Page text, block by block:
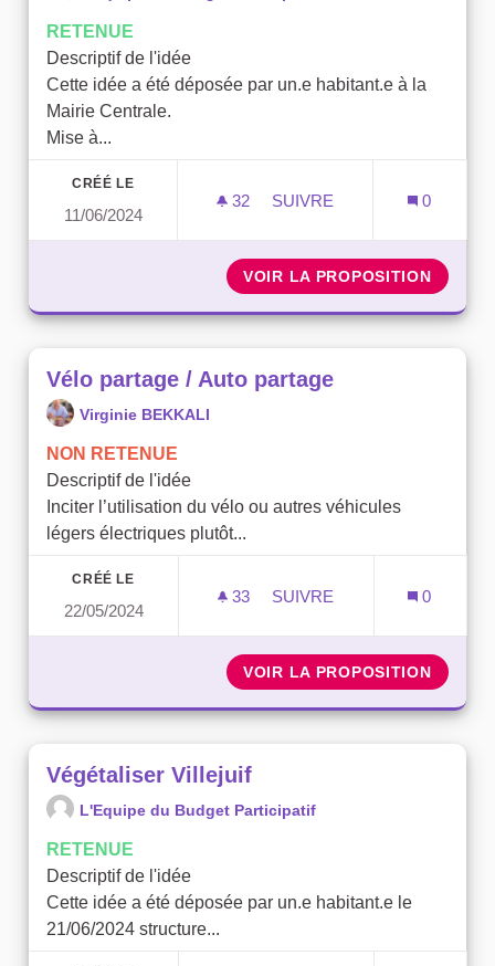
RETENUE
Descriptif de l'idée
Cette idée a été déposée par un.e habitant.e à la
Mairie Centrale.
Mise à...
CRÉÉ LE
11/06/2024
32 32 ABONNÉS
SUIVRE
0
VOIR LA PROPOSITION VÉLO
Vélo partage / Auto partage
Virginie BEKKALI
NON RETENUE
Descriptif de l'idée
Inciter l’utilisation du vélo ou autres véhicules
légers électriques plutôt...
CRÉÉ LE
22/05/2024
33 33 ABONNÉS
SUIVRE
0
VOIR LA PROPOSITION VÉLO
Végétaliser Villejuif
L'Equipe du Budget Participatif
RETENUE
Descriptif de l'idée
Cette idée a été déposée par un.e habitant.e le
21/06/2024 structure...